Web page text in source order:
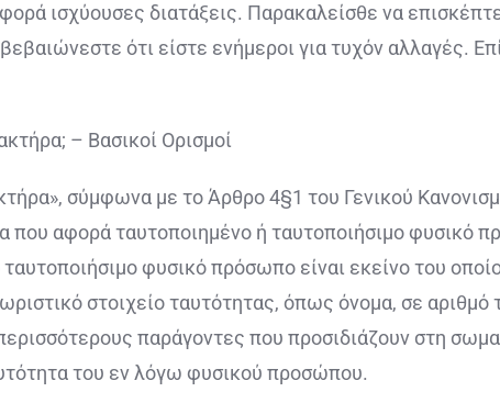
ισχύουσες διατάξεις. Παρακαλείσθε να
ότι είστε ενήμεροι για τυχόν αλλαγές.
– Βασικοί Ορισμοί
σύμφωνα με το Άρθρο 4§1 του Γενικού
που αφορά ταυτοποιημένο ή ταυτοποιήσιμο
φυσικό πρόσωπο είναι εκείνο του
στοιχείο ταυτότητας, όπως όνομα, σε αριθμό
παράγοντες που προσιδιάζουν στη
του εν λόγω φυσικού προσώπου.